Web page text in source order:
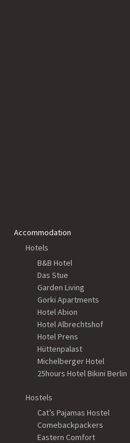
Accommodation
Hotels
B&B Hotel
Das Stue
Garden Living
Gorki Apartments
Hotel Abion
Hotel Albrechtshof
Hotel Prens
Hüttenpalast
Michelberger Hotel
25hours Hotel Bikini Berlin
Hostels
Cat’s Pajamas Hostel
Comebackpackers
Eastern Comfort